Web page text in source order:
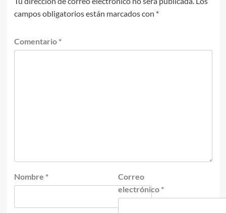
campos obligatorios están marcados con *
Comentario *
Nombre *
Correo
electrónico *